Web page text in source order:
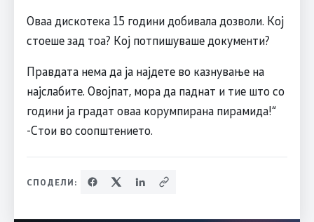
Оваа дискотека 15 години добивала дозволи. Кој
стоеше зад тоа? Кој потпишуваше документи?
Правдата нема да ја најдете во казнување на
најслабите. Овојпат, мора да паднат и тие што со
години ја градат оваа корумпирана пирамида!“
-Стои во соопштението.
СПОДЕЛИ: